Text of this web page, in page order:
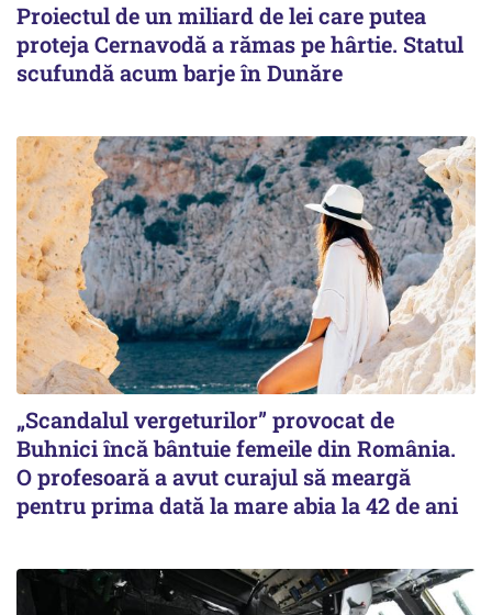
Proiectul de un miliard de lei care putea
proteja Cernavodă a rămas pe hârtie. Statul
scufundă acum barje în Dunăre
„Scandalul vergeturilor” provocat de
Buhnici încă bântuie femeile din România.
O profesoară a avut curajul să meargă
pentru prima dată la mare abia la 42 de ani